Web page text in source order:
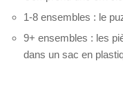
1-8 ensembles : le
9+ ensembles : les
dans un sac en